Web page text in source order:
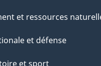
et ressources
et défense
et sport